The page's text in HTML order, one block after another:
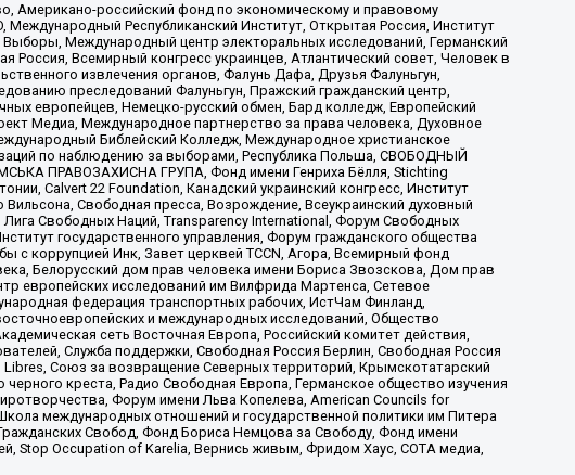
Американо-российский фонд по экономическому и правовому
Международный Республиканский Институт, Открытая Россия, Институт
Международный центр электоральных исследований, Германский
Всемирный конгресс украинцев, Атлантический совет, Человек в
извлечения органов, Фалунь Дафа, Друзья Фалуньгун,
преследований Фалуньгун, Пражский гражданский центр,
европейцев, Немецко-русский обмен, Бард колледж, Европейский
Медиа, Международное партнерство за права человека, Духовное
Библейский Колледж, Международное христианское
по наблюдению за выборами, Республика Польша, СВОБОДНЫЙ
ПРАВОЗАХИСНА ГРУПА, Фонд имени Генриха Бёлля, Stichting
Calvert 22 Foundation, Канадский украинский конгресс, Институт
Свободная пресса, Возрождение, Всеукраинский духовный
Свободных Наций, Transparеncy International, Форум Свободных
государственного управления, Форум гражданского общества
с коррупцией Инк, Завет церквей TCCN, Агора, Всемирный фонд
Белорусский дом прав человека имени Бориса Звозскова, Дом прав
европейских исследований им Вилфрида Мартенса, Сетевое
федерация транспортных рабочих, ИстЧам Финланд,
и международных исследований, Общество
сеть Восточная Европа, Российский комитет действия,
Служба поддержки, Свободная Россия Берлин, Свободная Россия
Союз за возвращение Северных территорий, Крымскотатарский
креста, Радио Свободная Европа, Германское общество изучения
Форум имени Льва Копелева, American Councils for
международных отношений и государственной политики им Питера
Свобод, Фонд Бориса Немцова за Свободу, Фонд имени
Stop Occupation of Karelia, Вернись живым, Фридом Хаус, СОТА медиа,